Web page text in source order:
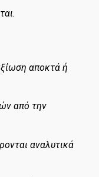
αποκτά ή
από την
αναλυτικά